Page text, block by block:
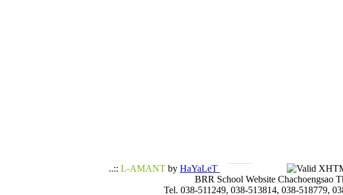
..:: L-AMANT by HaYaLeT
BRR School Website Chachoengsao
Tel. 038-511249, 038-513814, 038-518779,